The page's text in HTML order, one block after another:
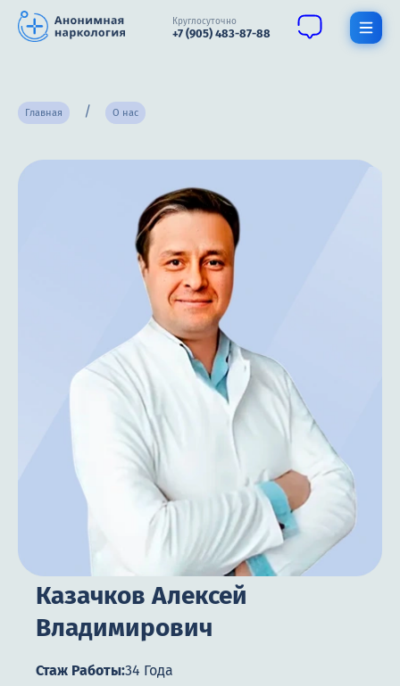
Круглосуточно
+7 (905) 483-87-88
Терапия
+7 (905) 483-87-88
Адрес call-центра
Челябинск, улица Горького, 24
Главная О нас
Казачков Алексей
Владимирович
Стаж Работы:34 Года